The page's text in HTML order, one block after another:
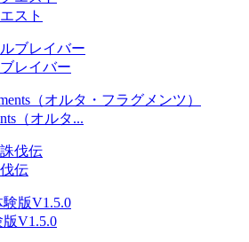
スト
レイバー
（オルタ...
伝
V1.5.0